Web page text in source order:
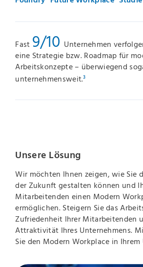
Fast 9/10
Unternehmen
eine Strategie bzw. Roadmap für
Arbeitskonzepte – überwiegend
unternehmensweit.³
Unsere Lösung
Wir möchten Ihnen zeigen, wie Sie
der Zukunft gestalten können und
Mitarbeitenden einen Modern
ermöglichen. Steigern Sie das
Zufriedenheit Ihrer Mitarbeitenden
Attraktivität Ihres Unternehmens.
Sie den Modern Workplace in Ihrem